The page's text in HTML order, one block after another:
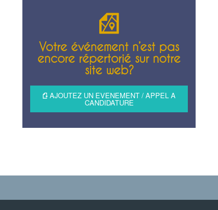
Votre événement n’est pas
encore répertorié sur notre
site web?
AJOUTEZ UN EVENEMENT / APPEL A
CANDIDATURE